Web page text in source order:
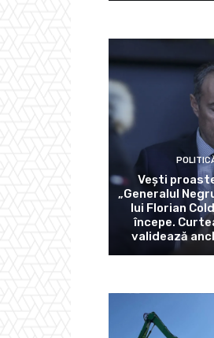
Vești
„Generalul
lui Florian
începe.
validează